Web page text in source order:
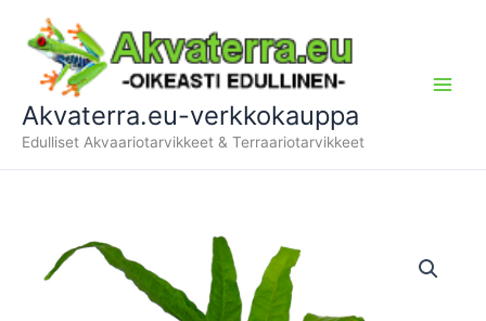
sisältöön
Akvaterra.eu-verkkokauppa
Edulliset Akvaariotarvikkeet & Terraariotarvikkeet